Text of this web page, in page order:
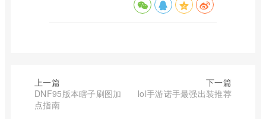
上一篇
DNF95版本瞎子刷图加
点指南
下一篇
lol手游诺手最强出装推荐